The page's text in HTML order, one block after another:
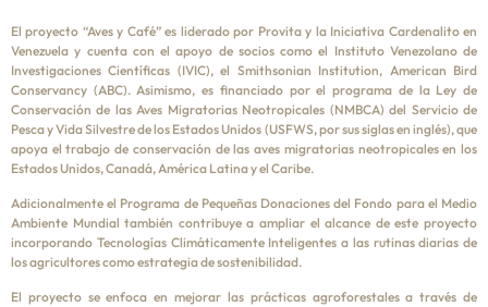
El proyecto “Aves y Café” es liderado por Provita y la Iniciativa Cardenalito en
Venezuela y cuenta con el apoyo de socios como el Instituto Venezolano de
Investigaciones Científicas (IVIC), el Smithsonian Institution, American Bird
Conservancy (ABC). Asimismo, es financiado por el programa de la Ley de
Conservación de las Aves Migratorias Neotropicales (NMBCA) del Servicio de
Pesca y Vida Silvestre de los Estados Unidos (USFWS, por sus siglas en inglés), que
apoya el trabajo de conservación de las aves migratorias neotropicales en los
Estados Unidos, Canadá, América Latina y el Caribe.
Adicionalmente el Programa de Pequeñas Donaciones del Fondo para el Medio
Ambiente Mundial también contribuye a ampliar el alcance de este proyecto
incorporando Tecnologías Climáticamente Inteligentes a las rutinas diarias de
los agricultores como estrategia de sostenibilidad.
El proyecto se enfoca en mejorar las prácticas agroforestales a través de